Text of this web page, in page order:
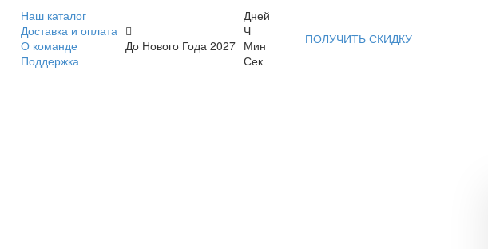
Наш каталог
Доставка и оплата
О команде
Поддержка
До Нового Года 2027
Дней
Ч
Мин
Сек
ПОЛУЧИТЬ СКИДКУ